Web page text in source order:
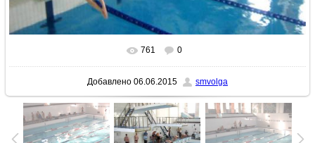
В реальном размере 640x480
761 0
Добавлено 06.06.2015 smvolga